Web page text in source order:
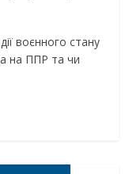
воєнного стану
на ППР та чи